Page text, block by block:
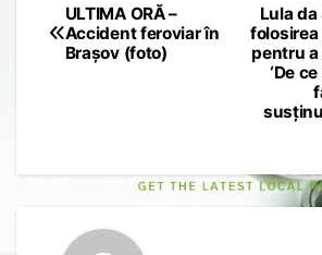
Post
navigation
Lula
folosirea
pentru
‘De
ULTIMA ORĂ –
Accident feroviar în
Brașov (foto)